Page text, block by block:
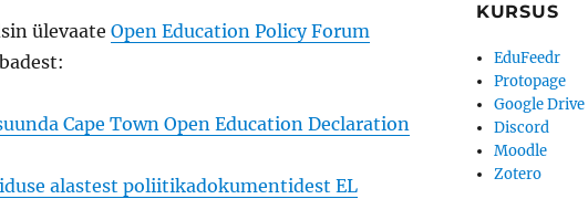
ülevaate Open Education Policy Forum
Cape Town Open Education Declaration
alastest poliitikadokumentidest EL
KURSUS
EduFeedr
Protopage
Google Drive
Discord
Moodle
Zotero